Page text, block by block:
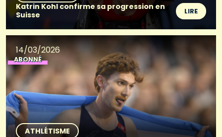
Katrin Kohl confirme sa progression en
Suisse
LIRE
14/03/2026
ABONNÉ
ATHLÉTISME